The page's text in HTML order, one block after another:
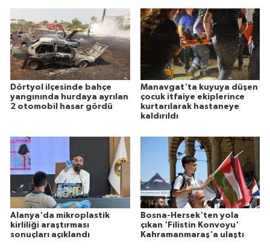
Dörtyol ilçesinde bahçe
yangınında hurdaya ayrılan
2 otomobil hasar gördü
Manavgat'ta kuyuya düşen
çocuk itfaiye ekiplerince
kurtarılarak hastaneye
kaldırıldı
Alanya'da mikroplastik
kirliliği araştırması
sonuçları açıklandı
Bosna-Hersek'ten yola
çıkan 'Filistin Konvoyu'
Kahramanmaraş'a ulaştı